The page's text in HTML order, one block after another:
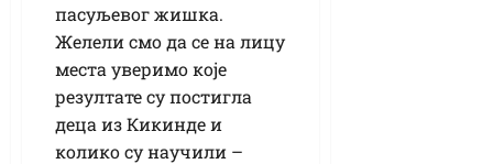
пасуљевог жишка.
Желели смо да се на лицу
места уверимо које
резултате су постигла
деца из Кикинде и
колико су научили –